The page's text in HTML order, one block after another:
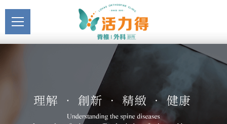
【活動取消公告】_最新公
告_最新消息 | 活力得脊椎
外科診所
主選單關於活力得
醫療服務
Medical Service